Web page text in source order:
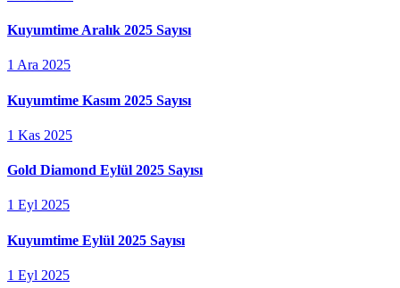
Kuyumtime Aralık 2025 Sayısı
1 Ara 2025
Kuyumtime Kasım 2025 Sayısı
1 Kas 2025
Gold Diamond Eylül 2025 Sayısı
1 Eyl 2025
Kuyumtime Eylül 2025 Sayısı
1 Eyl 2025